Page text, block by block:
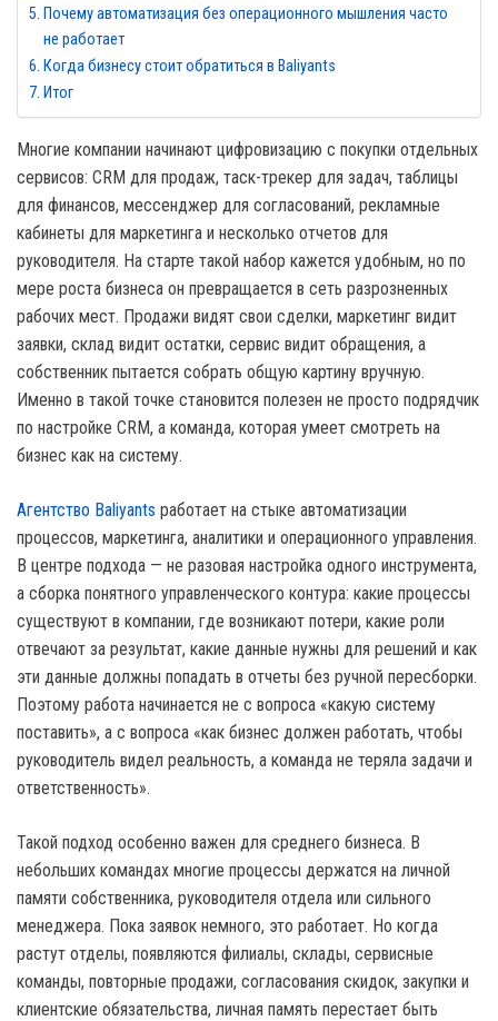
Почему автоматизация без операционного мышления часто
не работает
Когда бизнесу стоит обратиться в Baliyants
Итог
Многие компании начинают цифровизацию с покупки отдельных
сервисов: CRM для продаж, таск-трекер для задач, таблицы
для финансов, мессенджер для согласований, рекламные
кабинеты для маркетинга и несколько отчетов для
руководителя. На старте такой набор кажется удобным, но по
мере роста бизнеса он превращается в сеть разрозненных
рабочих мест. Продажи видят свои сделки, маркетинг видит
заявки, склад видит остатки, сервис видит обращения, а
собственник пытается собрать общую картину вручную.
Именно в такой точке становится полезен не просто подрядчик
по настройке CRM, а команда, которая умеет смотреть на
бизнес как на систему.
Агентство Baliyants работает на стыке автоматизации
процессов, маркетинга, аналитики и операционного управления.
В центре подхода — не разовая настройка одного инструмента,
а сборка понятного управленческого контура: какие процессы
существуют в компании, где возникают потери, какие роли
отвечают за результат, какие данные нужны для решений и как
эти данные должны попадать в отчеты без ручной пересборки.
Поэтому работа начинается не с вопроса «какую систему
поставить», а с вопроса «как бизнес должен работать, чтобы
руководитель видел реальность, а команда не теряла задачи и
ответственность».
Такой подход особенно важен для среднего бизнеса. В
небольших командах многие процессы держатся на личной
памяти собственника, руководителя отдела или сильного
менеджера. Пока заявок немного, это работает. Но когда
растут отделы, появляются филиалы, склады, сервисные
команды, повторные продажи, согласования скидок, закупки и
клиентские обязательства, личная память перестает быть